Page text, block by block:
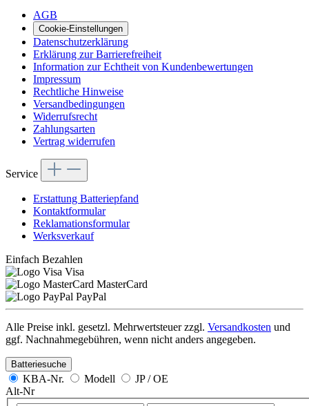
AGB
Cookie-Einstellungen
Datenschutzerklärung
Erklärung zur Barrierefreiheit
Information zur Echtheit von Kundenbewertungen
Impressum
Rechtliche Hinweise
Versandbedingungen
Widerrufsrecht
Zahlungsarten
Vertrag widerrufen
Service
Erstattung Batteriepfand
Kontaktformular
Reklamationsformular
Werksverkauf
Einfach Bezahlen
Visa
MasterCard
PayPal
Alle Preise inkl. gesetzl. Mehrwertsteuer zzgl. Versandkosten und
ggf. Nachnahmegebühren, wenn nicht anders angegeben.
Batteriesuche
KBA-Nr. Modell
JP / OE
Alt-Nr